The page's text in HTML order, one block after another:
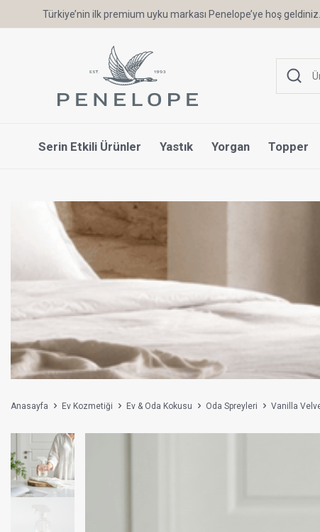
Türkiye’nin ilk premium uyku markası Penelope’ye hoş geldiniz.
Serin Etkili Ürünler Yastık Yorgan Topper
Anasayfa Ev Kozmetiği Ev & Oda Kokusu Oda Spreyleri Vanilla